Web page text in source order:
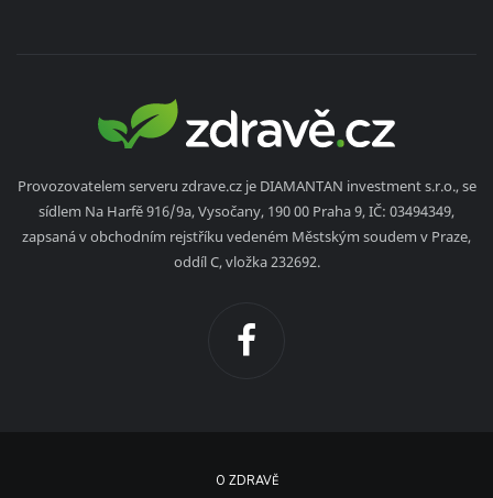
Provozovatelem serveru zdrave.cz je DIAMANTAN investment s.r.o., se
sídlem Na Harfě 916/9a, Vysočany, 190 00 Praha 9, IČ: 03494349,
zapsaná v obchodním rejstříku vedeném Městským soudem v Praze,
oddíl C, vložka 232692.
O ZDRAVĚ